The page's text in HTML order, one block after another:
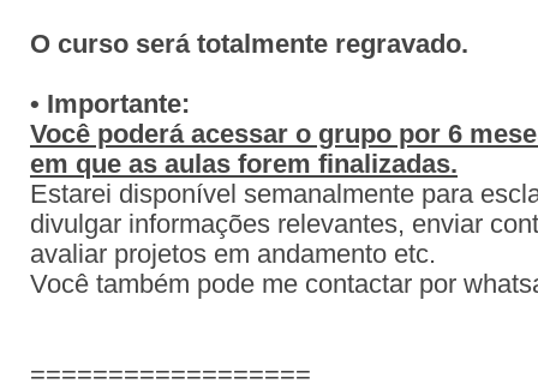
O curso será totalmente regravado.
• Importante:
Você poderá acessar o grupo por 6
em que as aulas forem finalizadas.
Estarei disponível semanalmente para
divulgar informações relevantes, enviar
avaliar projetos em andamento etc.
Você também pode me contactar por
==================